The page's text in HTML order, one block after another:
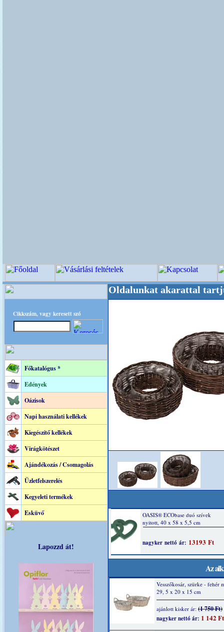
Cikkszám, vagy keresett szó
Főkatalógus *
Edények
Oázisok
Napi használati kellékek
Kiegészítő kellékek
Virágkötészet
Ajándékozás / Csomagolás
Üzletfelszerelés
Kegyeleti termékek
Esküvő
Lapozzd át!
dekoráció! Oldalunkat akarattal tartjuk
Az
Vesszőkosár, szürke - fehér
29, 5 x 20 x 15 cm
ajánlott kisker ár: (1 750 Ft)
nagyker nettó ár: 1 142 Ft